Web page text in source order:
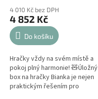
4 010 Kč bez DPH
4 852 Kč
Do košíku
Hračky vždy na svém místě a
pokoj plný harmonie! 🧸Úložný
box na hračky Bianka je nejen
praktickým řešením pro